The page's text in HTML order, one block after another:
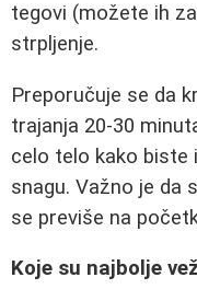
tegovi (možete ih
strpljenje.
Preporučuje se da
trajanja 20-30
celo telo kako biste
snagu. Važno je da
se previše na
Koje su najbolje